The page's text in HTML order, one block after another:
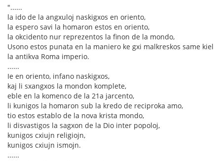
"......
la ido de la angxuloj naskigxos en oriento,
la espero savi la homaron estos en oriento,
la okcidento nur reprezentos la finon de la mondo,
Usono estos punata en la maniero ke gxi malkreskos same kiel
la antikva Roma imperio.
......
Ie en oriento, infano naskigxos,
kaj li sxangxos la mondon komplete,
eble en la komenco de la 21a jarcento,
li kunigos la homaron sub la kredo de reciproka amo,
tio estos establo de la nova krista mondo,
li disvastigos la sagxon de la Dio inter popoloj,
kunigos cxiujn religiojn,
kunigos cxiujn ismojn.
......